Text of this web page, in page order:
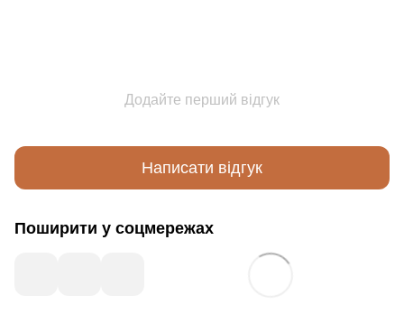
Додайте перший відгук
Написати відгук
Поширити у соцмережах